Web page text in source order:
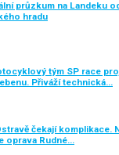
průzkum na Landeku
hradu
tým SP race
Přiváží technická…
čekají komplikace.
oprava Rudné…